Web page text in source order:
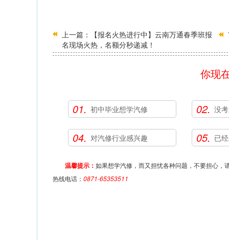
上一篇：
【报名火热进行中】云南万通春季班报
名现场火热，名额分秒递减！
你现
01. 初中毕业想学汽修 02. 没
04. 对汽修行业感兴趣 05. 已
温馨提示： 如果想学汽修，而又担忧各种问题，不要担心，
热线电话： 0871-65353511